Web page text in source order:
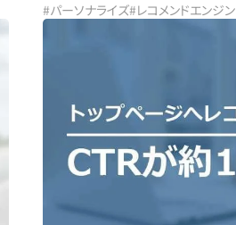
#パーソナライズ#レコメンドエンジン